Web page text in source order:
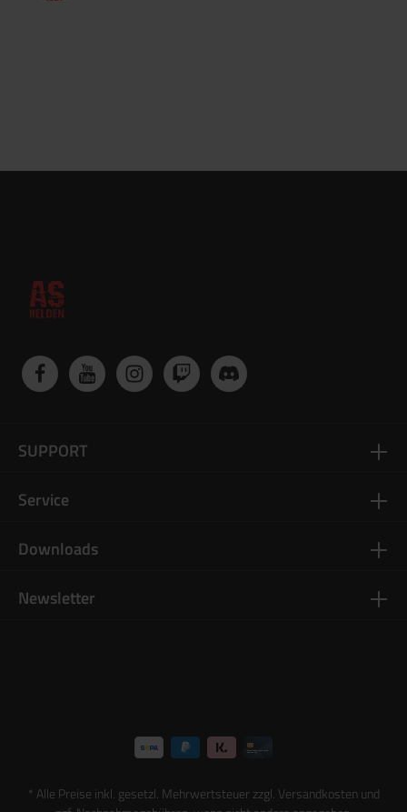
Newsletter
SUPPORT
Service
Downloads
* Alle Preise inkl. gesetzl. Mehrwertsteuer zzgl. Versandkostenund